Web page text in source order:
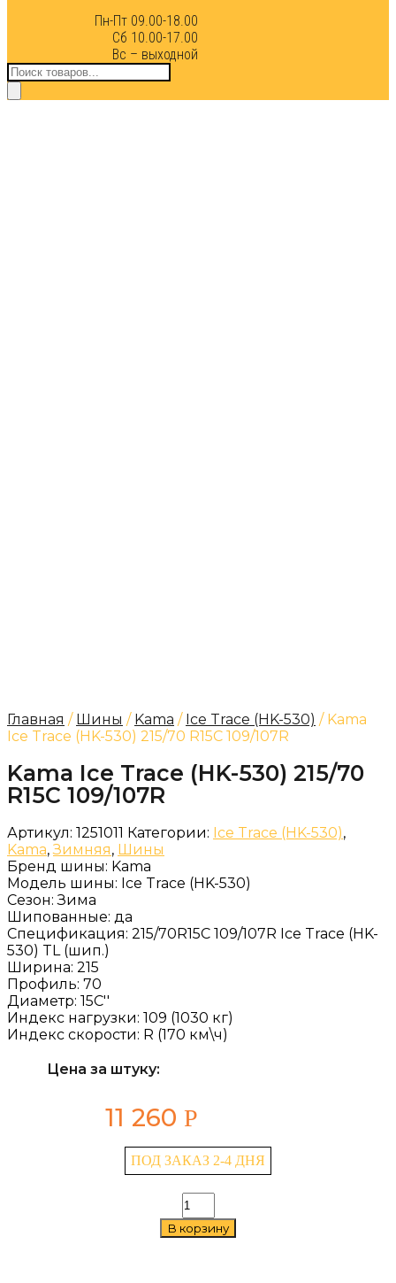
Пн-Пт 09.00-18.00
Сб 10.00-17.00
Вс – выходной
Поиск
товаров
Главная / Шины / Kama / Ice Trace (HK-530) / Kama
Ice Trace (HK-530) 215/70 R15C 109/107R
Kama Ice Trace (HK-530) 215/70
R15C 109/107R
Артикул: 1251011 Категории: Ice Trace (HK-530),
Kama,Зимняя, Шины
Бренд шины: Kama
Модель шины: Ice Trace (HK-530)
Сезон:Зима
Шипованные: да
Спецификация: 215/70R15C 109/107R Ice Trace (HK-
530) TL (шип.)
Ширина: 215
Профиль: 70
Диаметр: 15C''
Индекс нагрузки: 109 (1030 кг)
Индекс скорости: R (170 км\ч)
Цена за штуку:
11 260 Р
ПОД ЗАКАЗ 2-4 ДНЯ
Количество
товара
Kama
В корзину